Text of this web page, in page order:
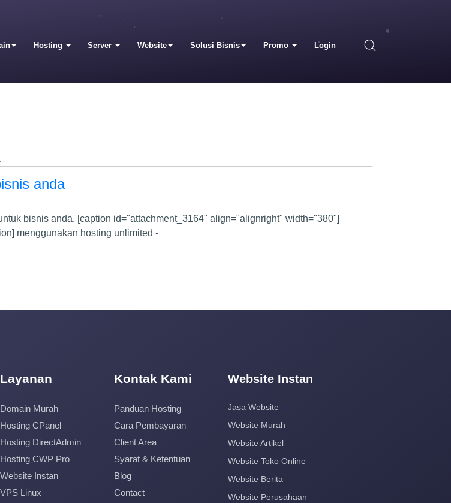
Hosting Server Website Solusi Bisnis Promo Login
anda
bisnis anda. [caption id="attachment_3164" align="alignright" width="380"]
menggunakan hosting unlimited -
Layanan
Domain Murah
Hosting CPanel
Hosting DirectAdmin
Hosting CWP Pro
Website Instan
VPS Linux
Kontak Kami
Panduan Hosting
Cara Pembayaran
Client Area
Syarat & Ketentuan
Blog
Contact
Website Instan
Jasa Website
Website Murah
Website Artikel
Website Toko Online
Website Berita
Website Perusahaan